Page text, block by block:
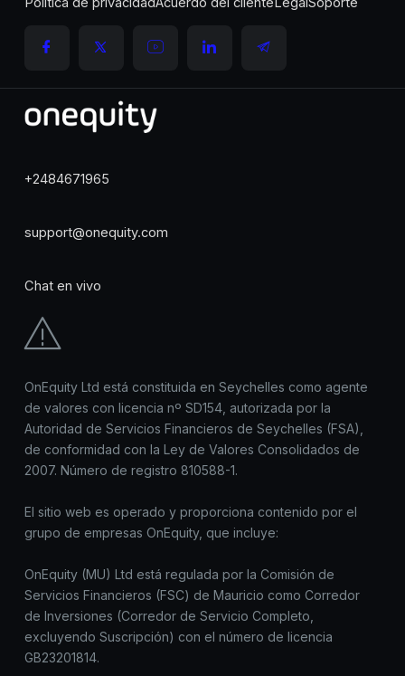
+2484671965
support@onequity.com
Chat en vivo
OnEquity Ltd está constituida en Seychelles como agente
de valores con licencia nº SD154, autorizada por la
Autoridad de Servicios Financieros de Seychelles (FSA),
de conformidad con la Ley de Valores Consolidados de
2007. Número de registro 810588-1.
El sitio web es operado y proporciona contenido por el
grupo de empresas OnEquity, que incluye:
OnEquity (MU) Ltd está regulada por la Comisión de
Servicios Financieros (FSC) de Mauricio como Corredor
de Inversiones (Corredor de Servicio Completo,
excluyendo Suscripción) con el número de licencia
GB23201814.